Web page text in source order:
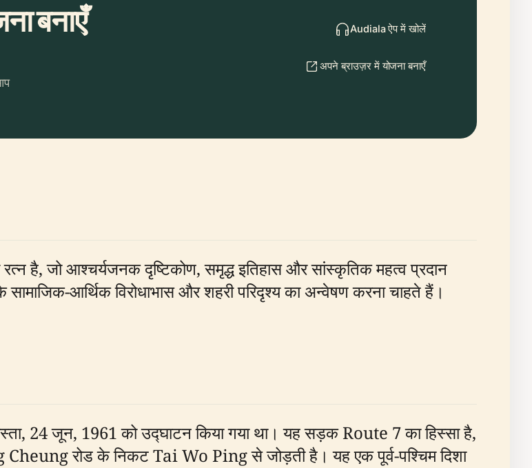
बनाएँ Audiala ऐप में खोलें
अपने ब्राउज़र में योजना बनाएँ
है, जो आश्चर्यजनक दृष्टिकोण, समृद्ध इतिहास और सांस्कृतिक महत्व प्रदान
आर्थिक विरोधाभास और शहरी परिदृश्य का अन्वेषण करना चाहते हैं।
24 जून, 1961 को उद्घाटन किया गया था। यह सड़क Route 7 का हिस्सा है,
रोड के निकट Tai Wo Ping से जोड़ती है। यह एक पूर्व-पश्चिम दिशा